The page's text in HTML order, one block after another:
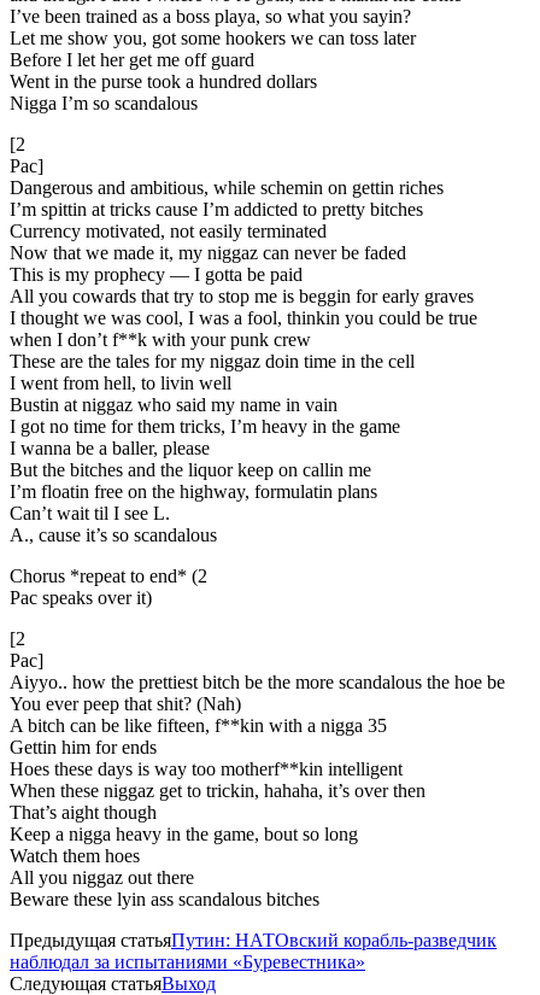
I’ve been trained as a boss playa, so what you sayin?
Let me show you, got some hookers we can toss later
Before I let her get me off guard
Went in the purse took a hundred dollars
Nigga I’m so scandalous
[2
Pac]
Dangerous and ambitious, while schemin on gettin riches
I’m spittin at tricks cause I’m addicted to pretty bitches
Currency motivated, not easily terminated
Now that we made it, my niggaz can never be faded
This is my prophecy — I gotta be paid
All you cowards that try to stop me is beggin for early graves
I thought we was cool, I was a fool, thinkin you could be true
when I don’t f**k with your punk crew
These are the tales for my niggaz doin time in the cell
I went from hell, to livin well
Bustin at niggaz who said my name in vain
I got no time for them tricks, I’m heavy in the game
I wanna be a baller, please
But the bitches and the liquor keep on callin me
I’m floatin free on the highway, formulatin plans
Can’t wait til I see L.
A., cause it’s so scandalous
Chorus *repeat to end* (2
Pac speaks over it)
[2
Pac]
Aiyyo.. how the prettiest bitch be the more scandalous the hoe be
You ever peep that shit? (Nah)
A bitch can be like fifteen, f**kin with a nigga 35
Gettin him for ends
Hoes these days is way too motherf**kin intelligent
When these niggaz get to trickin, hahaha, it’s over then
That’s aight though
Keep a nigga heavy in the game, bout so long
Watch them hoes
All you niggaz out there
Beware these lyin ass scandalous bitches
Предыдущая статьяПутин: НАТОвский корабль-разведчик
наблюдал за испытаниями «Буревестника»
Следующая статьяВыход